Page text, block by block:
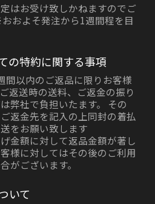
はお受け致しかねますのでご
およそ発注から1週間程を目
の特約に関する事項
間以内のご返品に限りお客様
返送時の送料、ご返金の振り
弊社で負担いたます。 その
返金先を記入の上同封の着払
をお願い致します
金額に対して返品金額が著し
様に対してはその後のご利用
がございます。
いて